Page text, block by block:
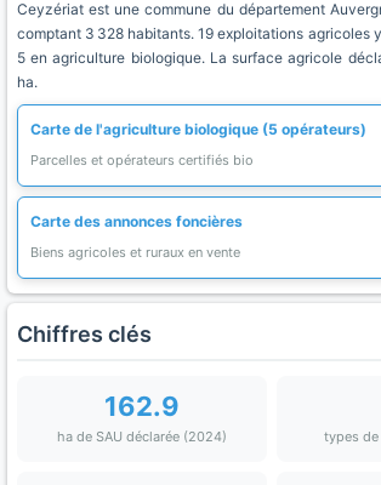
Ceyzériat est une commune du département
comptant 3 328 habitants. 19 exploitations agricoles
5 en agriculture biologique. La surface agricole
ha.
Carte de l'agriculture biologique (5 opérateurs)
Parcelles et opérateurs certifiés bio
Carte des annonces foncières
Biens agricoles et ruraux en vente
Chiffres clés
162.9
ha de SAU déclarée (2024) types